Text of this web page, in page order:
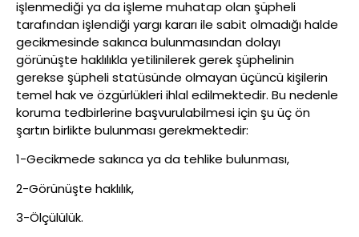
işlenmediği ya da işleme muhatap olan şüpheli
tarafından işlendiği yargı kararı ile sabit olmadığı halde
gecikmesinde sakınca bulunmasından dolayı
görünüşte haklılıkla yetilinilerek gerek şüphelinin
gerekse şüpheli statüsünde olmayan üçüncü kişilerin
temel hak ve özgürlükleri ihlal edilmektedir. Bu nedenle
koruma tedbirlerine başvurulabilmesi için şu üç ön
şartın birlikte bulunması gerekmektedir:
1-Gecikmede sakınca ya da tehlike bulunması,
2-Görünüşte haklılık,
3-Ölçülülük.